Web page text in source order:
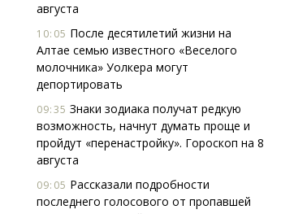
августа
10:05 После десятилетий жизни на
Алтае семью известного «Веселого
молочника» Уолкера могут
депортировать
09:35 Знаки зодиака получат редкую
возможность, начнут думать проще и
пройдут «перенастройку». Гороскоп на 8
августа
09:05 Рассказали подробности
последнего голосового от пропавшей